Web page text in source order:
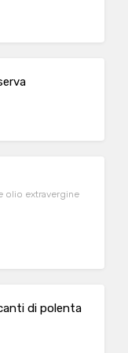
olio extravergine
di polenta